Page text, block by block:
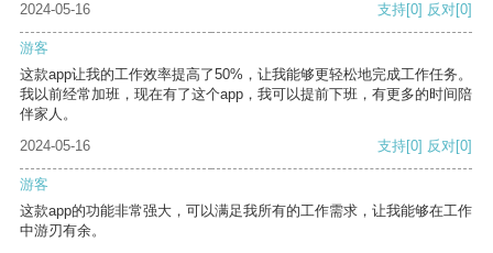
2024-05-16 支持[0] 反对[0]
游客
这款app让我的工作效率提高了50%，让我能够更轻松地完成工作任务。
我以前经常加班，现在有了这个app，我可以提前下班，有更多的时间陪
伴家人。
2024-05-16
支持[0] 反对[0]
游客
这款app的功能非常强大，可以满足我所有的工作需求，让我能够在工作
中游刃有余。